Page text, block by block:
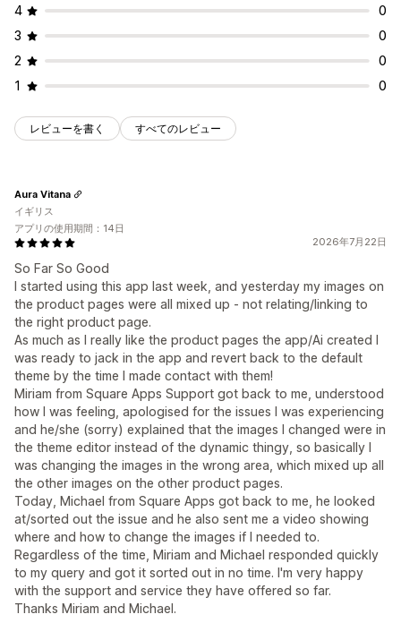
4
0
3
0
2
0
1
0
レビューを書く すべてのレビュー
2026年7月22日
So Far So Good
I started using this app last week, and yesterday my images on
the product pages were all mixed up - not relating/linking to
the right product page.
As much as I really like the product pages the app/Ai created I
was ready to jack in the app and revert back to the default
theme by the time I made contact with them!
Miriam from Square Apps Support got back to me, understood
how I was feeling, apologised for the issues I was experiencing
and he/she (sorry) explained that the images I changed were in
the theme editor instead of the dynamic thingy, so basically I
was changing the images in the wrong area, which mixed up all
the other images on the other product pages.
Today, Michael from Square Apps got back to me, he looked
at/sorted out the issue and he also sent me a video showing
where and how to change the images if I needed to.
Regardless of the time, Miriam and Michael responded quickly
to my query and got it sorted out in no time. I'm very happy
with the support and service they have offered so far.
Thanks Miriam and Michael.
Aura Vitana
イギリス
アプリの使用期間：14日